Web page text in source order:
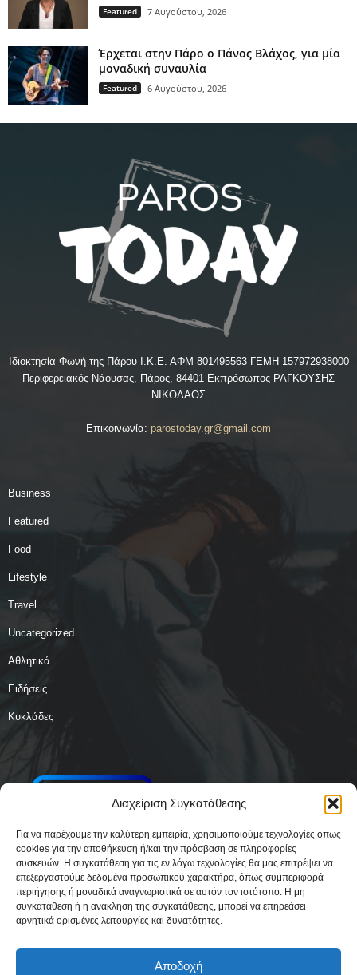
Διαχείριση Συγκατάθεσης
Για να παρέχουμε την καλύτερη εμπειρία, χρησιμοποιούμε τεχνολογίες όπως
cookies για την αποθήκευση ή/και την πρόσβαση σε πληροφορίες
συσκευών. Η συγκατάθεση για τις εν λόγω τεχνολογίες θα μας επιτρέψει να
επεξεργαστούμε δεδομένα προσωπικού χαρακτήρα, όπως συμπεριφορά
περιήγησης ή μοναδικά αναγνωριστικά σε αυτόν τον ιστότοπο. Η μη
συγκατάθεση ή η ανάκληση της συγκατάθεσης, μπορεί να επηρεάσει
αρνητικά ορισμένες λειτουργίες και δυνατότητες.
Αποδοχή
Featured 7 Αυγούστου, 2026
Έρχεται στην Πάρο ο Πάνος Βλάχος, για μία
μοναδική συναυλία
Featured 6 Αυγούστου, 2026
Ιδιοκτησία Φωνή της Πάρου Ι.Κ.Ε. ΑΦΜ 801495563 ΓΕΜΗ 157972938000
Περιφερειακός Νάουσας, Πάρος, 84401 Εκπρόσωπος ΡΑΓΚΟΥΣΗΣ
ΝΙΚΟΛΑΟΣ
Επικοινωνία: parostoday.gr@gmail.com
Business
Featured
Food
Lifestyle
Travel
Uncategorized
Αθλητικά
Ειδήσεις
Κυκλάδες